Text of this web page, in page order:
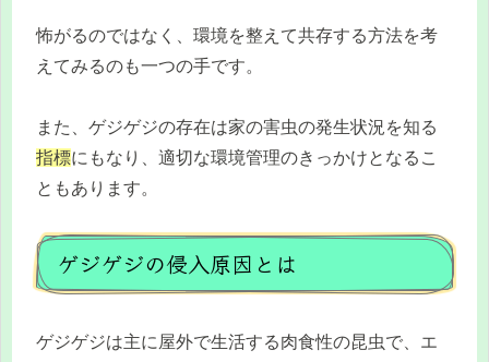
怖がるのではなく、環境を整えて共存する方法を考
えてみるのも一つの手です。
また、ゲジゲジの存在は家の害虫の発生状況を知る
指標にもなり、適切な環境管理のきっかけとなるこ
ともあります。
ゲジゲジの侵入原因とは
ゲジゲジは主に屋外で生活する肉食性の昆虫で、エ